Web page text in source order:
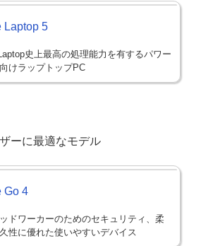
Laptop 5
史上最高の処理能力を有するパワー
けラップトップPC
ーに最適なモデル
Go 4
ドワーカーのためのセキュリティ、柔
性に優れた使いやすいデバイス